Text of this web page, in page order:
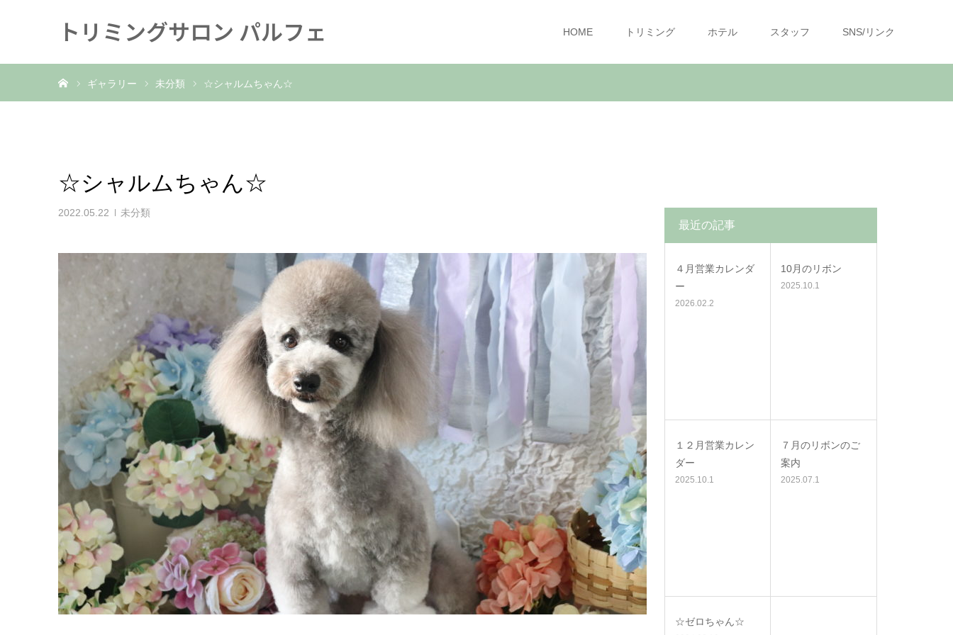
トリミングサロン パルフェ HOME トリミング ホテル スタッフ SNS/リンク
ギャラリー 未分類 ☆シャルムちゃん☆
☆シャルムちゃん☆
2022.05.22 未分類
最近の記事
４月営業カレンダ
ー
2026.02.2
10月のリボン
2025.10.1
１２月営業カレン
ダー
2025.10.1
７月のリボンのご
案内
2025.07.1
☆ゼロちゃん☆